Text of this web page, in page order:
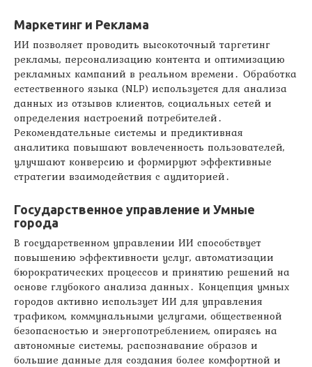
Маркетинг и Реклама
ИИ позволяет проводить высокоточный таргетинг
рекламы, персонализацию контента и оптимизацию
рекламных кампаний в реальном времени․ Обработка
естественного языка (NLP) используется для анализа
данных из отзывов клиентов, социальных сетей и
определения настроений потребителей․
Рекомендательные системы и предиктивная
аналитика повышают вовлеченность пользователей,
улучшают конверсию и формируют эффективные
стратегии взаимодействия с аудиторией․
Государственное управление и Умные
города
В государственном управлении ИИ способствует
повышению эффективности услуг, автоматизации
бюрократических процессов и принятию решений на
основе глубокого анализа данных․ Концепция умных
городов активно использует ИИ для управления
трафиком, коммунальными услугами, общественной
безопасностью и энергопотреблением, опираясь на
автономные системы, распознавание образов и
большие данные для создания более комфортной и